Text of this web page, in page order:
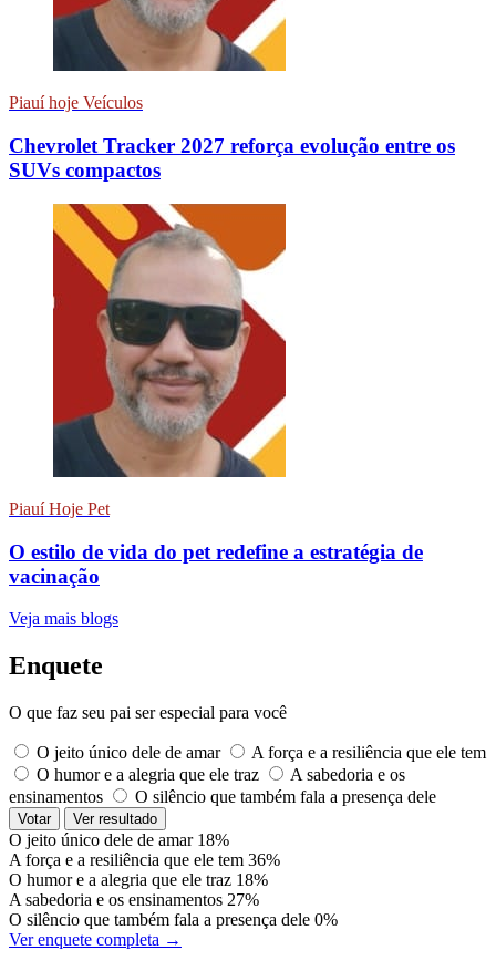
Piauí hoje Veículos
Chevrolet Tracker 2027 reforça evolução entre os
SUVs compactos
Piauí Hoje Pet
O estilo de vida do pet redefine a estratégia de
vacinação
Veja mais blogs
Enquete
O que faz seu pai ser especial para você
O jeito único dele de amar
A força e a resiliência que ele tem
O humor e a alegria que ele traz
A sabedoria e os
ensinamentos
O silêncio que também fala a presença dele
Votar Ver resultado
O jeito único dele de amar 18%
A força e a resiliência que ele tem 36%
O humor e a alegria que ele traz 18%
A sabedoria e os ensinamentos 27%
O silêncio que também fala a presença dele 0%
Ver enquete completa →